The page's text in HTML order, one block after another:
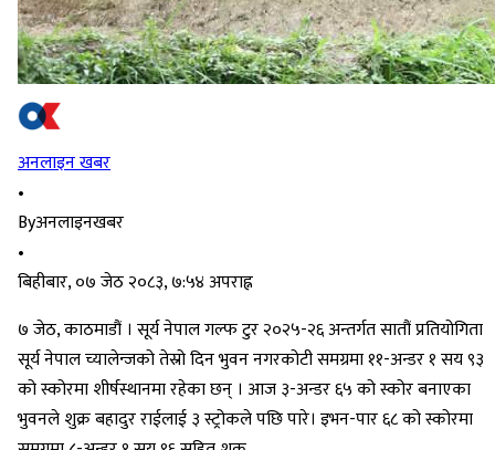
अनलाइन खबर
•
Byअनलाइनखबर
•
बिहीबार, ०७ जेठ २०८३, ७:५४ अपराह्न
७ जेठ, काठमाडौं । सूर्य नेपाल गल्फ टुर २०२५-२६ अन्तर्गत सातौं प्रतियोगिता
सूर्य नेपाल च्यालेन्जको तेस्रो दिन भुवन नगरकोटी समग्रमा ११-अन्डर १ सय ९३
को स्कोरमा शीर्षस्थानमा रहेका छन् । आज ३-अन्डर ६५ को स्कोर बनाएका
भुवनले शुक्र बहादुर राईलाई ३ स्ट्रोकले पछि पारे। इभन-पार ६८ को स्कोरमा